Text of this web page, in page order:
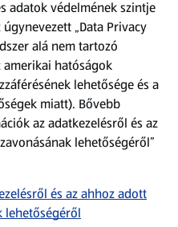
applikációt!
adatok védelmének szintje
„Data Privacy
alá nem tartozó
amerikai hatóságok
lehetősége és a
miatt). Bővebb
az adatkezelésről és az
lehetőségéről”
és az ahhoz adott
lehetőségéről